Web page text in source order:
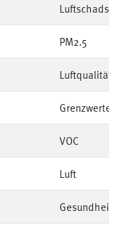
PM2.5
Luftqualität
Grenzwerte
VOC
Luft
Gesundheit